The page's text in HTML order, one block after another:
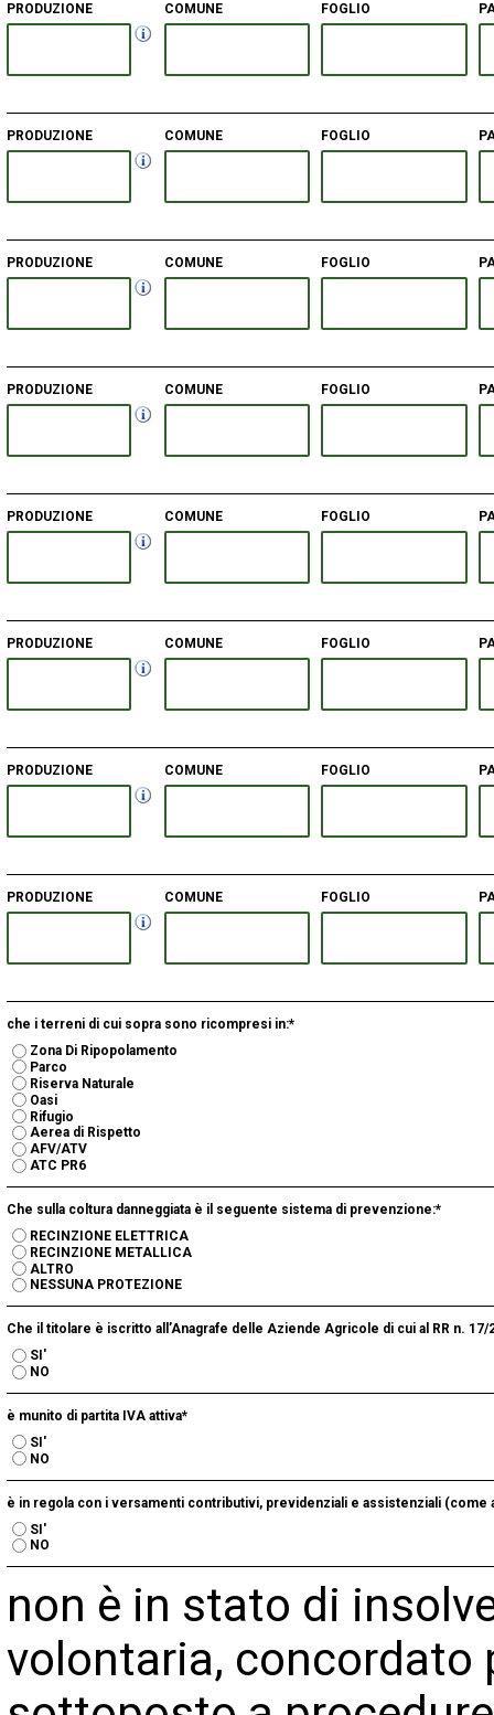
PRODUZIONE COMUNE FOGLIO
PRODUZIONE COMUNE FOGLIO
PRODUZIONE COMUNE FOGLIO
PRODUZIONE COMUNE FOGLIO
PRODUZIONE COMUNE FOGLIO
PRODUZIONE COMUNE FOGLIO
PRODUZIONE COMUNE FOGLIO
PRODUZIONE COMUNE FOGLIO
che i terreni di cui sopra sono ricompresi in:*
Zona Di Ripopolamento
Parco
Riserva Naturale
Oasi
Rifugio
Aerea di Rispetto
AFV/ATV
ATC PR6
Che sulla coltura danneggiata è il seguente sistema di prevenzione:*
RECINZIONE ELETTRICA
RECINZIONE METALLICA
ALTRO
NESSUNA PROTEZIONE
Che il titolare è iscritto all’Anagrafe delle Aziende Agricole di cui al RR n.
SI'
NO
è munito di partita IVA attiva*
SI'
NO
è in regola con i versamenti contributivi, previdenziali e assistenziali
SI'
NO
non è in stato di
volontaria, concordato